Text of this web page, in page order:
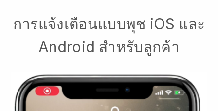
การแจ้งเตือนแบบพุช iOS และ
Android สำหรับลูกค้า